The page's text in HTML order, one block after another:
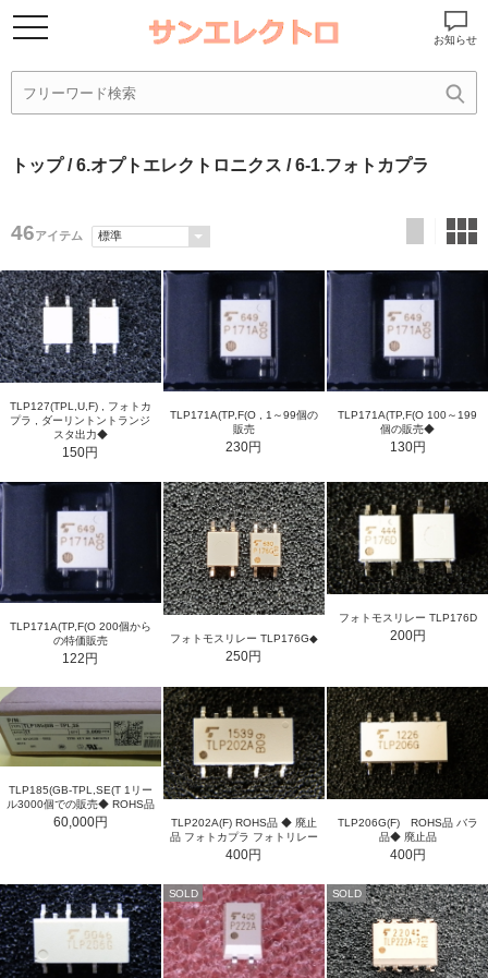
お知らせ
トップ/6.オプトエレクトロニクス / 6-1.フォトカプラ
46アイテム
TLP127(TPL,U,F) , フォトカ
プラ , ダーリントントランジ
スタ出力◆
150円
TLP171A(TP,F(O , 1～99個の
販売
230円
TLP171A(TP,F(O 100～199
個の販売◆
130円
TLP171A(TP,F(O 200個から
の特価販売
122円
フォトモスリレー TLP176G◆
250円
フォトモスリレー TLP176D
200円
TLP185(GB-TPL,SE(T 1リー
ル3000個での販売◆ ROHS品
60,000円
TLP202A(F) ROHS品 ◆ 廃止
品 フォトカプラ フォトリレー
400円
TLP206G(F) ROHS品 バラ
品◆ 廃止品
400円
SOLD SOLD